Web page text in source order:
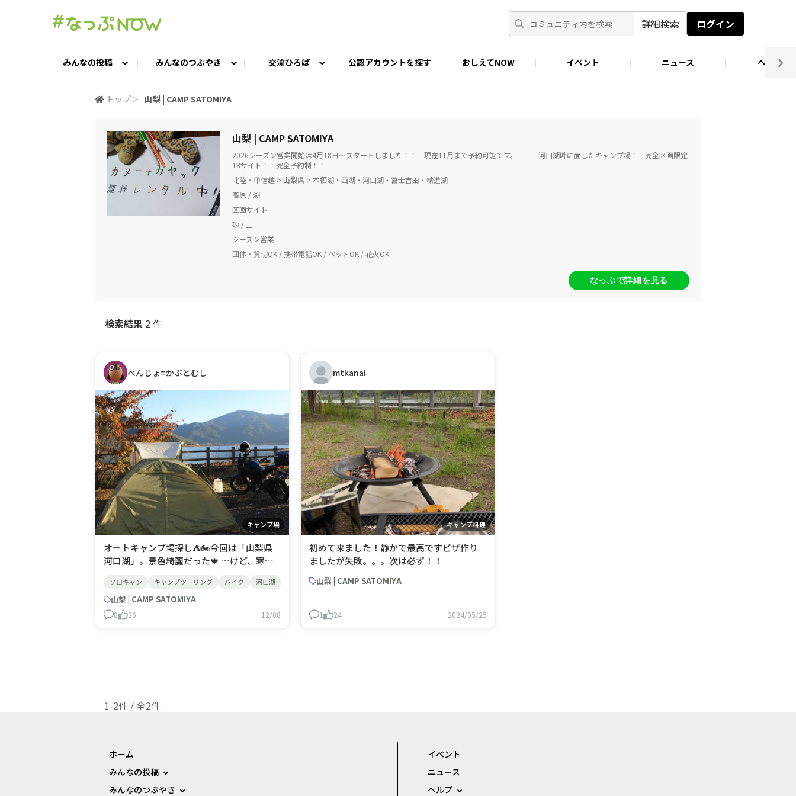
詳細検索 ログイン
みんなの投稿 みんなのつぶやき 交流ひろば
キャンプギア語ろう会 キャンプ飯LABO ゆるっと釣り部
公認アカウントを探す おしえてNOW イベント ニュース ヘルプ
トップ＞ 山梨 | CAMP SATOMIYA
山梨 | CAMP SATOMIYA
2026シーズン営業開始は4月18日～スタートしました！！ 現在11月まで予約可能です。 河口湖畔に面したキャンプ場！！完全区画限定
18サイト！！完全予約制！！
北陸・甲信越 > 山梨県 > 本栖湖・西湖・河口湖・富士吉田・精進湖
高原 / 湖
区画サイト
砂 / 土
シーズン営業
団体・貸切OK / 携帯電話OK / ペットOK / 花火OK
なっぷで詳細を見る
検索結果 2 件
べんじょ=かぶとむし
キャンプ場
オートキャンプ場探し⛺🏍️今回は「山梨県
河口湖」。景色綺麗だった🍁 …けど、寒す
ット凄い）---ミニブログ書きました---
https://cb250r-log.com/outdoor/camp-
satomiya/よろしければ見てください～
ソロキャン キャンプツーリング バイク 河口湖 オートキャンプ
山梨 | CAMP SATOMIYA
8 26 12/08
mtkanai
キャンプ料理
初めて来ました！静かで最高ですピザ作り
ましたが失敗。。。次は必ず！！
山梨 | CAMP SATOMIYA
1 24 2024/05/25
1-2件 / 全2件
ホーム
みんなの投稿
みんなのつぶやき
イベント
ニュース
ヘルプ